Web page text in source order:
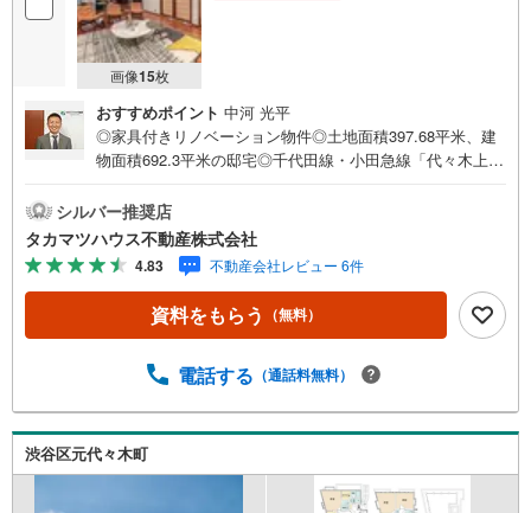
画像15枚
おすすめポイント 中河 光平
◎家具付きリノベーション物件◎土地面積397.68平米、建
物面積692.3平米の邸宅◎千代田線・小田急線「代々木上
2台駐車可） ※別途、普通車2台駐車可◎エレベーター付
き◎ジム、バーラウンジ、シアタールーム、ビリヤードル
ーム、サウナあり◎RC造地下1階付地上3階建
シルバー推奨店
タカマツハウス不動産株式会社
4.83 不動産会社レビュー 6件
資料をもらう （無料）
電話する （通話料無料）
渋谷区元代々木町